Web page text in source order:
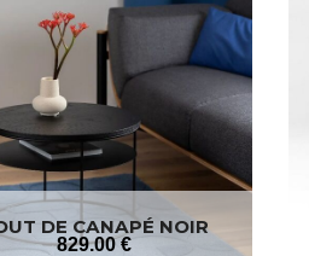
DE CANAPÉ NOIR
829.00 €